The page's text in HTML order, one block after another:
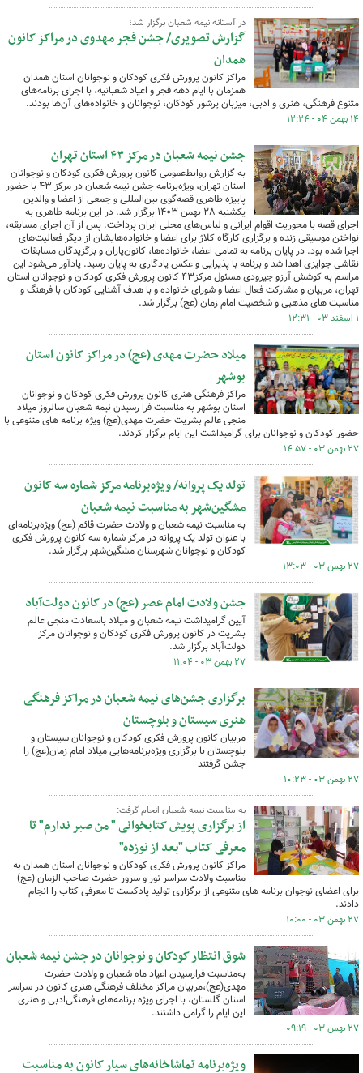
در آستانه نیمه شعبان برگزار شد؛
گزارش تصویری/ جشن فجر مهدوی در مراکز کانون
همدان
مراکز کانون پرورش فکری کودکان و نوجوانان استان همدان
همزمان با ایام دهه فجر و اعیاد شعبانیه، با اجرای برنامه‌های
متنوع فرهنگی، هنری و ادبی، میزبان پرشور کودکان، نوجوانان و خانواده‌های آن‌ها بودند.
۱۴ بهمن ۰۴ - ۱۲:۲۴
جشن نیمه شعبان در مرکز ۴۳ استان تهران
به گزارش روابط‌عمومی کانون پرورش فکری کودکان و نوجوانان
استان تهران، ویژه‌برنامه جشن نیمه شعبان در مرکز ۴۳ با حضور
پاییزه طاهری قصه‌گوی بین‌المللی و جمعی از اعضا و والدین
یکشنبه ۲۸ بهمن ۱۴۰۳ برگزار شد. در این برنامه طاهری به
اجرای قصه با محوریت اقوام ایرانی و لباس‌های محلی ایران پرداخت. پس از آن اجرای مسابقه‌،
نواختن موسیقی زنده و برگزاری کارگاه کلاژ برای اعضا و خانواده‌هایشان از دیگر فعالیت‌های
اجرا شده بود. در پایان برنامه به تمامی اعضا، خانواده‌ها، کانون‌یاران و برگزیدگان مسابقات
نقاشی جوایزی اهدا شد و برنامه با پذیرایی و عکس‌ یادگاری به پایان رسید. یادآور می‌شود این
مراسم به کوشش آرزو جیرودی مسئول مرکز۴۳ کانون پرورش فکری کودکان و نوجوانان استان
تهران، مربیان و مشارکت فعال اعضا و شورای خانواده‌ و با هدف آشنایی کودکان با فرهنگ و
مناسبت های مذهبی و شخصیت امام زمان (عج) برگزار شد.
۱ اسفند ۰۳ - ۱۲:۳۱
میلاد حضرت مهدی (عج) در مراکز کانون استان
بوشهر
مراکز فرهنگی هنری کانون پرورش فکری کودکان و نوجوانان
استان بوشهر به مناسبت فرا رسیدن نیمه شعبان سالروز میلاد
منجی عالم بشریت حضرت مهدی(عج) ویژه برنامه های متنوعی با
حضور کودکان و نوجوانان برای گرامیداشت این ایام برگزار کردند.
۲۷ بهمن ۰۳ - ۱۴:۵۷
تولد یک پروانه/ ویژه‌برنامه مرکز شماره سه کانون
مشگین‌شهر به مناسبت نیمه شعبان
به مناسبت نیمه شعبان و ولادت حضرت قائم (عج) ویژه‌برنامه‌ای
با عنوان تولد یک پروانه در مرکز شماره سه کانون پرورش فکری
کودکان و نوجوانان شهرستان مشگین‌شهر برگزار شد.
۲۷ بهمن ۰۳ - ۱۳:۰۳
جشن ولادت امام عصر (عج) در کانون دولت‌آباد
آیین گرامیداشت نیمه شعبان و میلاد باسعادت منجی عالم
بشریت در کانون پرورش فکری کودکان و نوجوانان مرکز
دولت‌آباد برگزار شد.
۲۷ بهمن ۰۳ - ۱۱:۰۴
برگزاری جشن‌های نیمه شعبان در مراکز فرهنگی
هنری سیستان و بلوچستان
مربیان کانون پرورش فکری کودکان و نوجوانان سیستان و
بلوچستان با برگزاری ویژه‌برنامه‌هایی میلاد امام زمان(عج) را
جشن گرفتند
۲۷ بهمن ۰۳ - ۱۰:۲۳
به مناسبت نیمه شعبان انجام گرفت:
از برگزاری پویش کتابخوانی " من صبر ندارم" تا
معرفی کتاب "بعد از نوزده"
مراکز کانون پرورش فکری کودکان و نوجوانان استان همدان به
مناسبت ولادت سراسر نور و سرور حضرت صاحب الزمان (عج)
برای اعضای نوجوان برنامه های متنوعی از برگزاری تولید پادکست تا معرفی کتاب را انجام
دادند.
۲۷ بهمن ۰۳ - ۱۰:۰۰
شوق انتظار کودکان و نوجوانان در جشن نیمه شعبان
به‌مناسبت فرارسیدن اعیاد ماه شعبان و ولادت حضرت
مهدی(عج)،مربیان مراکز مختلف فرهنگی هنری کانون در سراسر
استان گلستان، با اجرای ویژه برنامه‌های فرهنگی‌ادبی و ‌هنری
این ایام را گرامی داشتند.
۲۷ بهمن ۰۳ - ۰۹:۱۹
ویژه‌برنامه تماشاخانه‌های سیار کانون به مناسبت